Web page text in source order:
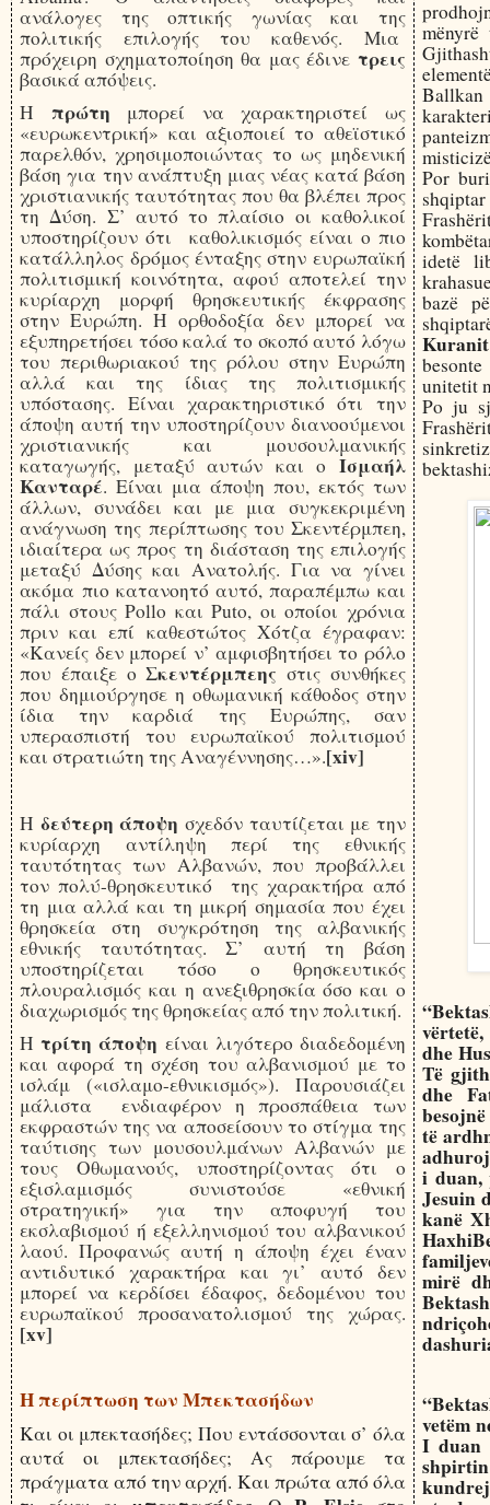
ανάλογες της οπτικής γωνίας και της
πολιτικής επιλογής του καθενός. Μια
πρόχειρη σχηματοποίηση θα μας έδινε τρεις
βασικά απόψεις.
Η πρώτη μπορεί να χαρακτηριστεί ως
«ευρωκεντρική» και αξιοποιεί το αθεϊστικό
παρελθόν, χρησιμοποιώντας το ως μηδενική
βάση για την ανάπτυξη μιας νέας κατά βάση
χριστιανικής ταυτότητας που θα βλέπει προς
τη Δύση. Σ’ αυτό το πλαίσιο οι καθολικοί
υποστηρίζουν ότι καθολικισμός είναι ο πιο
κατάλληλος δρόμος ένταξης στην ευρωπαϊκή
πολιτισμική κοινότητα, αφού αποτελεί την
κυρίαρχη μορφή θρησκευτικής έκφρασης
στην Ευρώπη. Η ορθοδοξία δεν μπορεί να
εξυπηρετήσει τόσο καλά το σκοπό αυτό λόγω
του περιθωριακού της ρόλου στην Ευρώπη
αλλά και της ίδιας της πολιτισμικής
υπόστασης. Είναι χαρακτηριστικό ότι την
άποψη αυτή την υποστηρίζουν διανοούμενοι
χριστιανικής και μουσουλμανικής
καταγωγής, μεταξύ αυτών και ο Ισμαήλ
Κανταρέ. Είναι μια άποψη που, εκτός των
άλλων, συνάδει και με μια συγκεκριμένη
ανάγνωση της περίπτωσης του Σκεντέρμπεη,
ιδιαίτερα ως προς τη διάσταση της επιλογής
μεταξύ Δύσης και Ανατολής. Για να γίνει
ακόμα πιο κατανοητό αυτό, παραπέμπω και
πάλι στους Pollo και Puto, οι οποίοι χρόνια
πριν και επί καθεστώτος Χότζα έγραφαν:
«Κανείς δεν μπορεί ν’ αμφισβητήσει το ρόλο
που έπαιξε ο Σκεντέρμπεης στις συνθήκες
που δημιούργησε η οθωμανική κάθοδος στην
ίδια την καρδιά της Ευρώπης, σαν
υπερασπιστή του ευρωπαϊκού πολιτισμού
και στρατιώτη της Αναγέννησης…».[xiv]
Η δεύτερη άποψη σχεδόν ταυτίζεται με την
κυρίαρχη αντίληψη περί της εθνικής
ταυτότητας των Αλβανών, που προβάλλει
τον πολύ-θρησκευτικό της χαρακτήρα από
τη μια αλλά και τη μικρή σημασία που έχει
θρησκεία στη συγκρότηση της αλβανικής
εθνικής ταυτότητας. Σ’ αυτή τη βάση
υποστηρίζεται τόσο ο θρησκευτικός
πλουραλισμός και η ανεξιθρησκία όσο και ο
διαχωρισμός της θρησκείας από την πολιτική.
Ητρίτη άποψη είναι λιγότερο διαδεδομένη
και αφορά τη σχέση του αλβανισμού με το
ισλάμ («ισλαμο-εθνικισμός»). Παρουσιάζει
μάλιστα ενδιαφέρον η προσπάθεια των
εκφραστών της να αποσείσουν το στίγμα της
ταύτισης των μουσουλμάνων Αλβανών με
τους Οθωμανούς, υποστηρίζοντας ότι ο
εξισλαμισμός συνιστούσε «εθνική
στρατηγική» για την αποφυγή του
εκσλαβισμού ή εξελληνισμού του αλβανικού
λαού. Προφανώς αυτή η άποψη έχει έναν
αντιδυτικό χαρακτήρα και γι’ αυτό δεν
μπορεί να κερδίσει έδαφος, δεδομένου του
ευρωπαϊκού προσανατολισμού της χώρας.
[xv]
Η περίπτωση των Μπεκτασήδων
Και οι μπεκτασήδες; Που εντάσσονται σ’ όλα
αυτά οι μπεκτασήδες; Ας πάρουμε τα
πράγματα από την αρχή. Και πρώτα από όλα
Por
idetë
bazë
unitetit
Po ju
dhe
Të
dhe
të
i duan,
Jesuin
kanë
mirë
vetëm
I duan